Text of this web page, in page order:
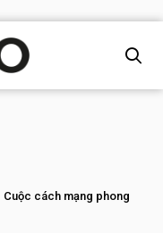
Cuộc cách mạng phong